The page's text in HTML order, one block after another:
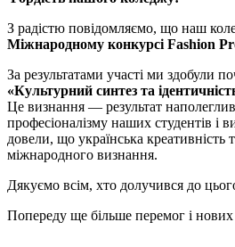
З радістю повідомляємо, що наш
Міжнародному конкурсі Fashion
За результатами участі ми здобули
«Культурний синтез та
Це визнання — результат
професіоналізму наших студентів і
довели, що українська креативність
міжнародного визнання.
Дякуємо всім, хто долучився до
Попереду ще більше перемог і